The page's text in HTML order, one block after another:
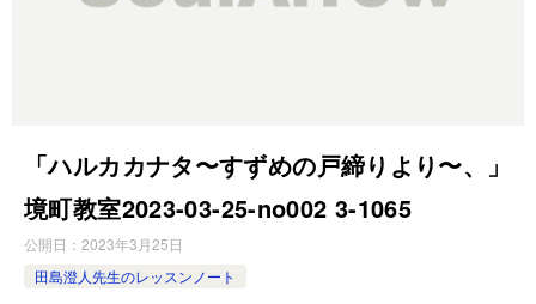
「ハルカカナタ〜すずめの戸締りより〜、」
境町教室2023-03-25-­no002 3-­1065
公開日： 2023年3月25日
田島澄人先生のレッスンノート